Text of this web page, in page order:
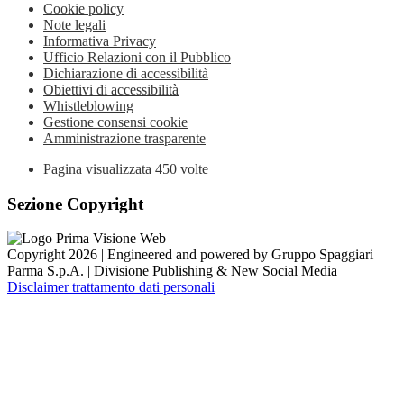
Cookie policy
Note legali
Informativa Privacy
Ufficio Relazioni con il Pubblico
Dichiarazione di accessibilità
Obiettivi di accessibilità
Whistleblowing
Gestione consensi cookie
Amministrazione trasparente
Pagina visualizzata 450 volte
Sezione Copyright
Copyright 2026 | Engineered and powered by Gruppo Spaggiari
Parma S.p.A. | Divisione Publishing & New Social Media
Disclaimer trattamento dati personali